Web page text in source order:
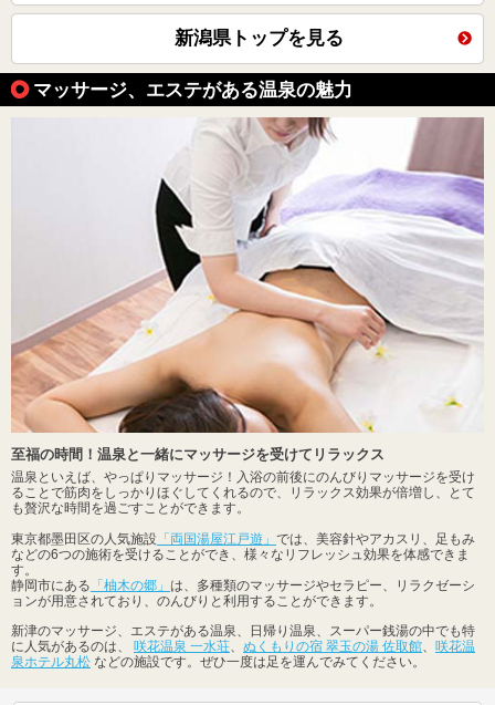
新潟県トップを見る
マッサージ、エステがある温泉の魅力
至福の時間！温泉と一緒にマッサージを受けてリラックス
温泉といえば、やっぱりマッサージ！入浴の前後にのんびりマッサージを受け
ることで筋肉をしっかりほぐしてくれるので、リラックス効果が倍増し、とて
も贅沢な時間を過ごすことができます。
東京都墨田区の人気施設 「両国湯屋江戸遊」 では、美容針やアカスリ、足もみ
などの6つの施術を受けることができ、様々なリフレッシュ効果を体感できま
す。
静岡市にある 「柚木の郷」 は、多種類のマッサージやセラピー、リラクゼーシ
ョンが用意されており、のんびりと利用することができます。
新津のマッサージ、エステがある温泉、日帰り温泉、スーパー銭湯の中でも特
に人気があるのは、 咲花温泉 一水荘 ぬくもりの宿 翠玉の湯 佐取館
咲花温
泉ホテル丸松 などの施設です。ぜひ一度は足を運んでみてください。